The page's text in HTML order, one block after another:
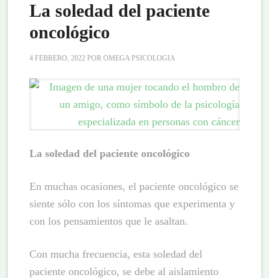
La soledad del paciente
oncológico
4 FEBRERO, 2022 POROMEGA PSICOLOGIA
La soledad del paciente oncológico
En muchas ocasiones, el paciente oncológico se
siente sólo con los síntomas que experimenta y
con los pensamientos que le asaltan.
Con mucha frecuencia, esta soledad del
paciente oncológico, se debe al aislamiento